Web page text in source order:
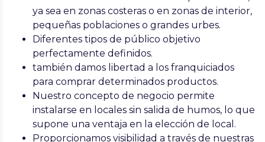
ya sea en zonas costeras o en zonas de interior,
pequeñas poblaciones o grandes urbes.
Diferentes tipos de público objetivo
perfectamente definidos.
también damos libertad a los franquiciados
para comprar determinados productos.
Nuestro concepto de negocio permite
instalarse en locales sin salida de humos, lo que
supone una ventaja en la elección de local.
Proporcionamos visibilidad a través de nuestras